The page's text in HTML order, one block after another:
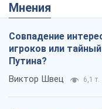
Мнения
Совпадение
игроков или
Путина?
Виктор Швец 6,1 т.